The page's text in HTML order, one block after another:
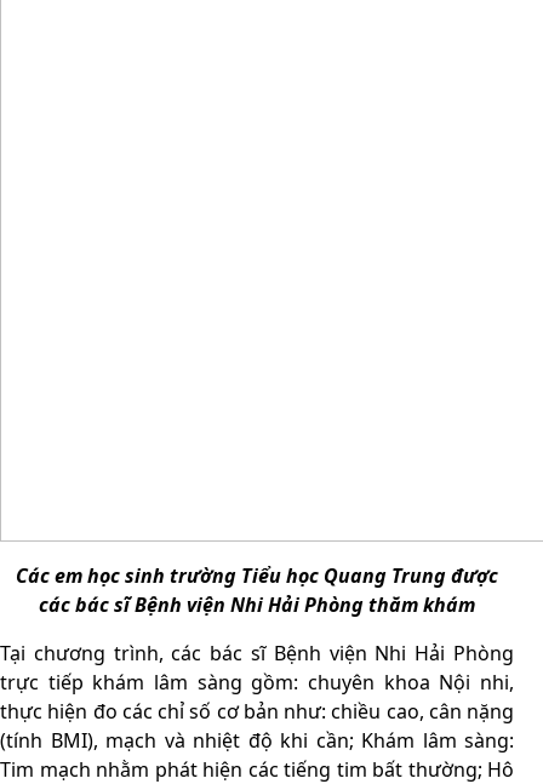
Các em học sinh trường Tiểu học Quang Trung được
các bác sĩ Bệnh viện Nhi Hải Phòng thăm khám
Tại chương trình, các bác sĩ Bệnh viện Nhi Hải Phòng
trực tiếp khám lâm sàng gồm: chuyên khoa Nội nhi,
thực hiện đo các chỉ số cơ bản như: chiều cao, cân nặng
(tính BMI), mạch và nhiệt độ khi cần; Khám lâm sàng:
Tim mạch nhằm phát hiện các tiếng tim bất thường; Hô